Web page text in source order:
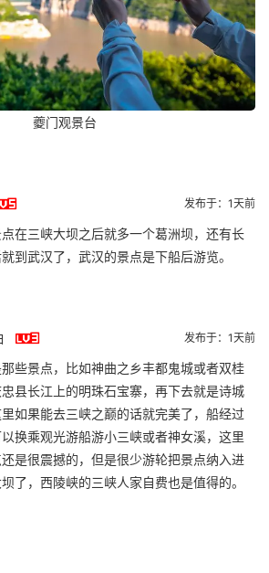
夔门观景台
发布于：1天前
在三峡大坝之后就多一个葛洲坝，还有长
到武汉了，武汉的景点是下船后游览。
 发布于：1天前
些景点，比如神曲之乡丰都鬼城或者双桂
县长江上的明珠石宝寨，再下去就是诗城
如果能去三峡之巅的话就完美了，船经过
换乘观光游船游小三峡或者神女溪，这里
是很震撼的，但是很少游轮把景点纳入进
了，西陵峡的三峡人家自费也是值得的。